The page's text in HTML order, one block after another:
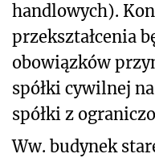
handlowych).
przekształcenia
obowiązków
spółki cywilnej
spółki z
Ww. budynek